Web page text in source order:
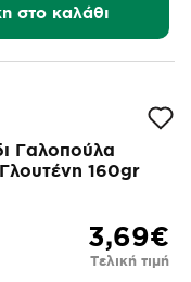
στο καλάθι
Γαλοπούλα
160gr
3,69€
Τελική τιμή